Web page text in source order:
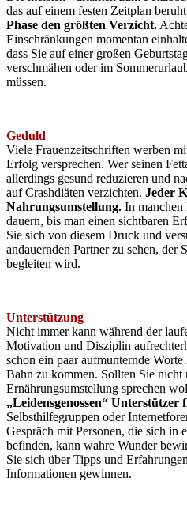
das auf einem festen Zeitplan
Phase den größten Verzicht.
Einschränkungen momentan
dass Sie auf einer großen
verschmähen oder im
müssen.
Geduld
Viele Frauenzeitschriften werben
Erfolg versprechen. Wer seinen
allerdings gesund reduzieren und
auf Crashdiäten verzichten. Jeder
Nahrungsumstellung. In manchen
dauern, bis man einen sichtbaren
Sie sich von diesem Druck und
andauernden Partner zu sehen, der
begleiten wird.
Unterstützung
Nicht immer kann während der
Motivation und Disziplin
schon ein paar aufmunternde
Bahn zu kommen. Sollten Sie
Ernährungsumstellung sprechen
„Leidensgenossen“ Unterstützer
Selbsthilfegruppen oder
Gespräch mit Personen, die sich in
befinden, kann wahre Wunder
Sie sich über Tipps und
Informationen gewinnen.